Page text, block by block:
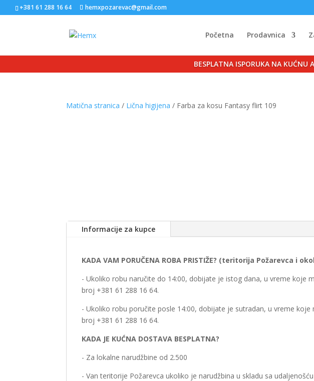
+381 61 288 16 64 hemxpozarevac@gmail.com
Početna Prodavnica
BESPLATNA ISPORUKA NA KUĆNU
Matična stranica / Lična higijena / Farba za kosu Fantasy flirt 109
Informacije za kupce
KADA VAM PORUČENA ROBA PRISTIŽE? (teritorija Požarevca i
- Ukoliko robu naručite do 14:00, dobijate je istog dana, u vreme koje
broj +381 61 288 16 64.
- Ukoliko robu poručite posle 14:00, dobijate je sutradan, u vreme
broj +381 61 288 16 64.
KADA JE KUĆNA DOSTAVA BESPLATNA?
- Za lokalne narudžbine od 2.500
- Van teritorije Požarevca ukoliko je narudžbina u skladu sa